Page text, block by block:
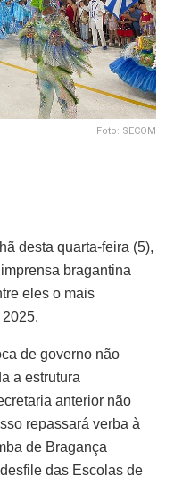
Foto: SECOM
desta quarta-feira (5),
bragantina
eles o mais
de governo não
a estrutura
anterior não
repassará verba à
de Bragança
das Escolas de